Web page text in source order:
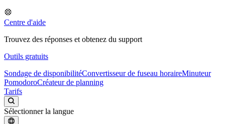
Centre d'aide
Trouvez des réponses et obtenez du support
Outils gratuits
Sondage de disponibilitéConvertisseur de fuseau horaireMinuteur
PomodoroCréateur de planning
Tarifs
Sélectionner la langue